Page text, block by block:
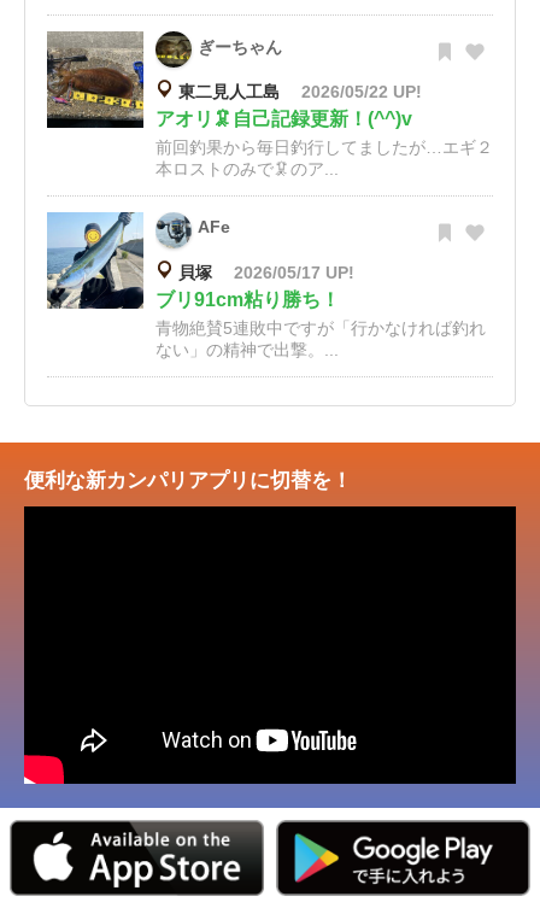
ぎーちゃん
東二見人工島 2026/05/22 UP!
アオリ🦑自己記録更新！(^^)v
前回釣果から毎日釣行してましたが…エギ２
本ロストのみで🦑のア...
AFe
貝塚 2026/05/17 UP!
ブリ91cm粘り勝ち！
青物絶賛5連敗中ですが「行かなければ釣れ
ない」の精神で出撃。...
便利な新カンパリアプリに切替を！